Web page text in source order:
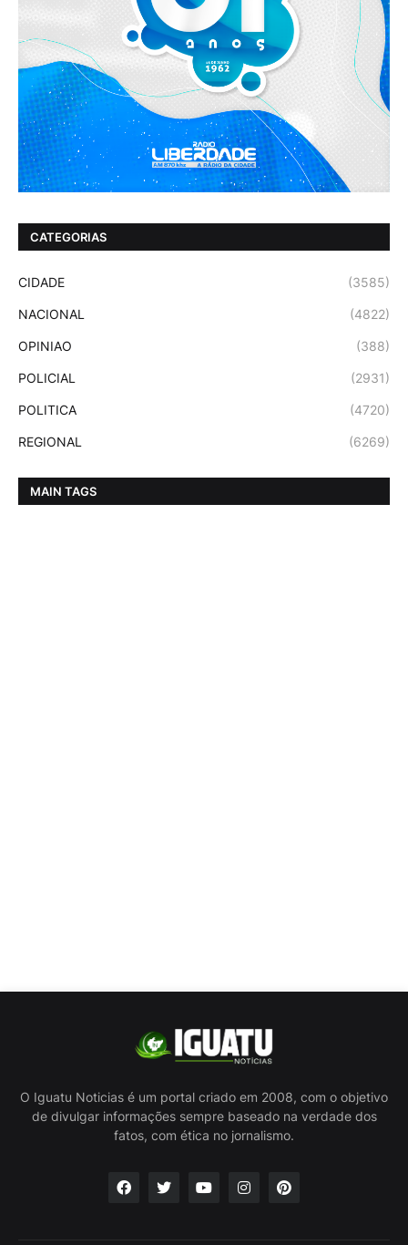
CATEGORIAS
CIDADE (3585)
NACIONAL (4822)
OPINIAO (388)
POLICIAL (2931)
POLITICA (4720)
REGIONAL (6269)
MAIN TAGS
O Iguatu Noticias é um portal criado em 2008, com o objetivo
de divulgar informações sempre baseado na verdade dos
fatos, com ética no jornalismo.